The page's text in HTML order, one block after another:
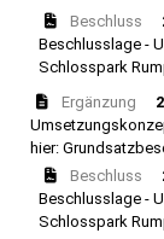
Beschluss
Beschlusslage -
Schlosspark
Ergänzung
hier:
Beschluss
Beschlusslage -
Schlosspark